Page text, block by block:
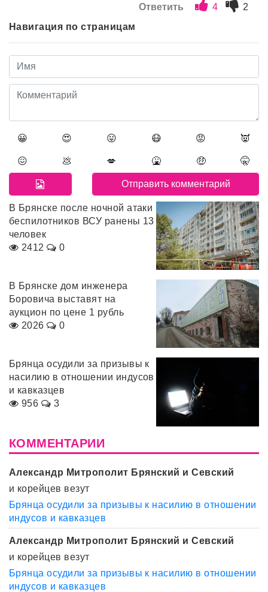
Ответить 4
2
Навигация по страницам
😀 😍 😛 😷 😡 👿
😖 💩 💋 🤮 🤑 🤫
В Брянске после ночной атаки
беспилотников ВСУ ранены 13
человек
2412
0
В Брянске дом инженера
Боровича выставят на
аукцион по цене 1 рубль
2026
0
Брянца осудили за призывы к
насилию в отношении индусов
и кавказцев
956
3
КОММЕНТАРИИ
Александр Митрополит Брянский и Севский
и корейцев везут
Брянца осудили за призывы к насилию в отношении
индусов и кавказцев
Александр Митрополит Брянский и Севский
и корейцев везут
Брянца осудили за призывы к насилию в отношении
индусов и кавказцев